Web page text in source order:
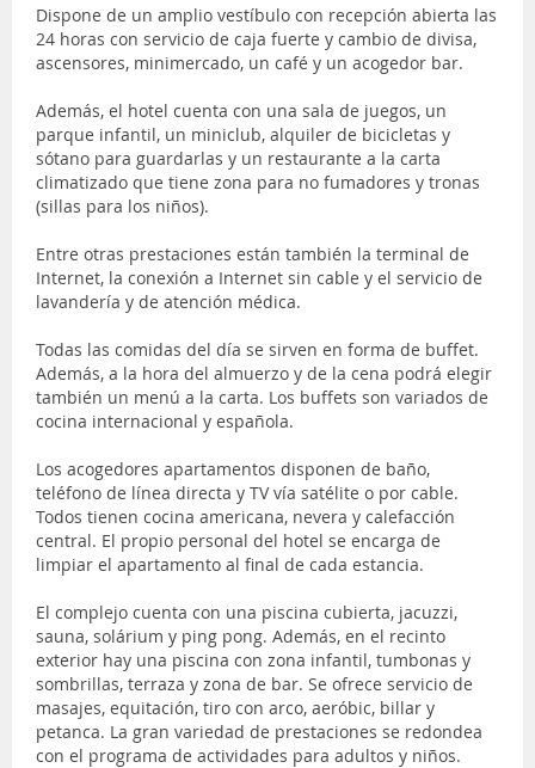
Dispone de un amplio vestíbulo con recepción abierta las
24 horas con servicio de caja fuerte y cambio de divisa,
ascensores, minimercado, un café y un acogedor bar.
Además, el hotel cuenta con una sala de juegos, un
parque infantil, un miniclub, alquiler de bicicletas y
sótano para guardarlas y un restaurante a la carta
climatizado que tiene zona para no fumadores y tronas
(sillas para los niños).
Entre otras prestaciones están también la terminal de
Internet, la conexión a Internet sin cable y el servicio de
lavandería y de atención médica.
Todas las comidas del día se sirven en forma de buffet.
Además, a la hora del almuerzo y de la cena podrá elegir
también un menú a la carta. Los buffets son variados de
cocina internacional y española.
Los acogedores apartamentos disponen de baño,
teléfono de línea directa y TV vía satélite o por cable.
Todos tienen cocina americana, nevera y calefacción
central. El propio personal del hotel se encarga de
limpiar el apartamento al final de cada estancia.
El complejo cuenta con una piscina cubierta, jacuzzi,
sauna, solárium y ping pong. Además, en el recinto
exterior hay una piscina con zona infantil, tumbonas y
sombrillas, terraza y zona de bar. Se ofrece servicio de
masajes, equitación, tiro con arco, aeróbic, billar y
petanca. La gran variedad de prestaciones se redondea
con el programa de actividades para adultos y niños.